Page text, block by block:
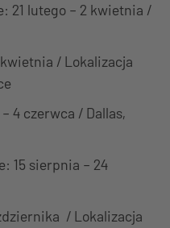
21 lutego – 2 kwietnia /
kwietnia / Lokalizacja
4 czerwca / Dallas,
15 sierpnia – 24
/ Lokalizacja